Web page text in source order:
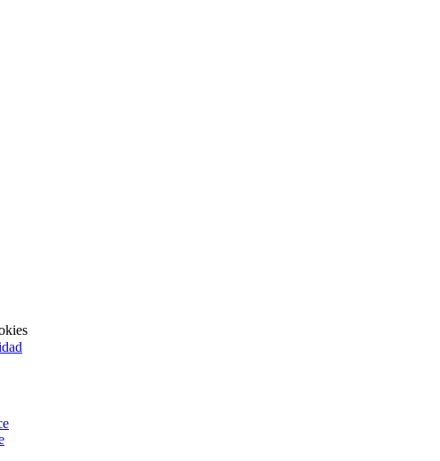
automática de Salesforce. Más información
empleados: Empleado, Indicador de revocación inmediata, Revocar
de múltiples factores.
preconfigurada utilizando el conector 15Five para sincronizar
se pueden gestionar aún más en Flow Builder.